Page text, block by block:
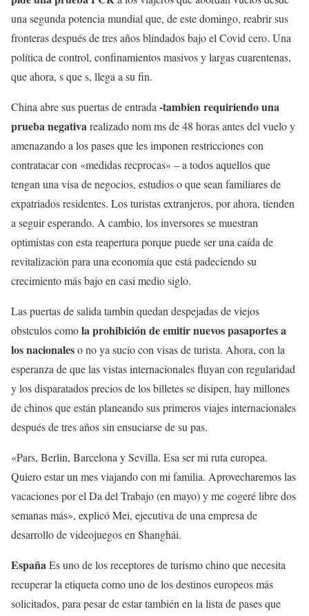
una segunda potencia mundial que, de este domingo, reabrir sus
fronteras después de tres años blindados bajo el Covid cero. Una
política de control, confinamientos masivos y largas cuarentenas,
que ahora, s que s, llega a su fin.
China abre sus puertas de entrada -tambien requiriendo una
prueba negativa realizado nom ms de 48 horas antes del vuelo y
amenazando a los pases que les imponen restricciones con
contratacar con «medidas recprocas» – a todos aquellos que
tengan una visa de negocios, estudios o que sean familiares de
expatriados residentes. Los turistas extranjeros, por ahora, tienden
a seguir esperando. A cambio, los inversores se muestran
optimistas con esta reapertura porque puede ser una caída de
revitalización para una economía que está padeciendo su
crecimiento más bajo en casi medio siglo.
Las puertas de salida tambin quedan despejadas de viejos
obstculos comola prohibición de emitir nuevos pasaportes a
los nacionaleso no ya sucio con visas de turista. Ahora, con la
esperanza de que las vistas internacionales fluyan con regularidad
y los disparatados precios de los billetes se disipen, hay millones
de chinos que están planeando sus primeros viajes internacionales
después de tres años sin ensuciarse de su pas.
«Pars, Berlin, Barcelona y Sevilla. Esa ser mi ruta europea.
Quiero estar un mes viajando con mi familia. Aprovecharemos las
vacaciones por el Da del Trabajo (en mayo) y me cogeré libre dos
semanas más», explicó Mei, ejecutiva de una empresa de
desarrollo de videojuegos en Shanghái.
España Es uno de los receptores de turismo chino que necesita
recuperar la etiqueta como uno de los destinos europeos más
solicitados, para pesar de estar también en la lista de pases que